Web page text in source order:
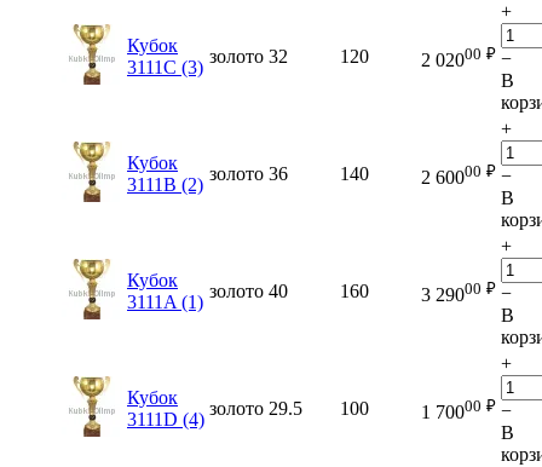
Кубок
3111C (3)
золото 32 120 2 02000 ₽
+
−
В
Кубок
3111B (2)
золото 36 140 2 60000 ₽
+
−
В
Кубок
3111A (1)
золото 40 160 3 29000 ₽
+
−
В
Кубок
3111D (4)
золото 29.5 100 1 70000 ₽
+
−
В